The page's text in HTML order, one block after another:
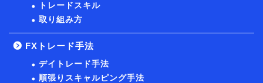
トレードスキル
取り組み方
FXトレード手法
デイトレード手法
順張りスキャルピング手法